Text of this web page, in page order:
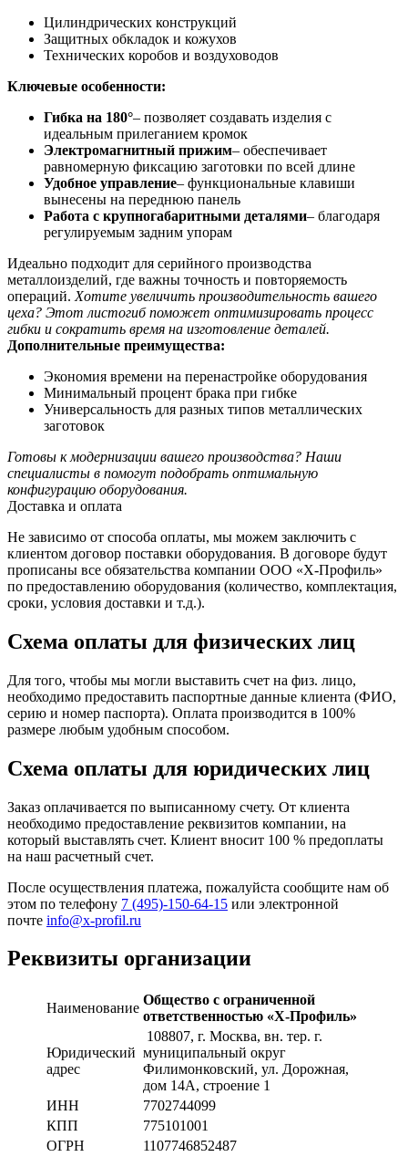
Цилиндрических конструкций
Защитных обкладок и кожухов
Технических коробов и воздуховодов
Ключевые особенности:
Гибка на 180°– позволяет создавать изделия с
идеальным прилеганием кромок
Электромагнитный прижим– обеспечивает
равномерную фиксацию заготовки по всей длине
Удобное управление– функциональные клавиши
вынесены на переднюю панель
Работа с крупногабаритными деталями– благодаря
регулируемым задним упорам
Идеально подходит для серийного производства
металлоизделий, где важны точность и повторяемость
операций. Хотите увеличить производительность вашего
цеха? Этот листогиб поможет оптимизировать процесс
гибки и сократить время на изготовление деталей.
Дополнительные преимущества:
Экономия времени на перенастройке оборудования
Минимальный процент брака при гибке
Универсальность для разных типов металлических
заготовок
Готовы к модернизации вашего производства? Наши
специалисты в помогут подобрать оптимальную
конфигурацию оборудования.
Доставка и оплата
Не зависимо от способа оплаты, мы можем заключить с
клиентом договор поставки оборудования. В договоре будут
прописаны все обязательства компании ООО «Х-Профиль»
по предоставлению оборудования (количество, комплектация,
сроки, условия доставки и т.д.).
Схема оплаты для физических лиц
Для того, чтобы мы могли выставить счет на физ. лицо,
необходимо предоставить паспортные данные клиента (ФИО,
серию и номер паспорта). Оплата производится в 100%
размере любым удобным способом.
Схема оплаты для юридических лиц
Заказ оплачивается по выписанному счету. От клиента
необходимо предоставление реквизитов компании, на
который выставлять счет. Клиент вносит 100 % предоплаты
на наш расчетный счет.
После осуществления платежа, пожалуйста сообщите нам об
этом по телефону 7 (495)-150-64-15 или электронной
почте info@x-profil.ru
Реквизиты организации
Наименование
Общество с ограниченной
ответственностью «Х-Профиль»
Юридический
адрес
108807, г. Москва, вн. тер. г.
муниципальный округ
Филимонковский, ул. Дорожная,
дом 14А, строение 1
ИНН
7702744099
КПП
775101001
ОГРН
1107746852487